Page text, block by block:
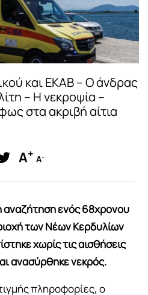
και ΕΚΑΒ – Ο άνδρας
– Η νεκροψία –
στα ακριβή αίτια
A+ A-
αναζήτηση ενός 68χρονου
των Νέων Κερδυλίων
χωρίς τις αισθήσεις
ανασύρθηκε νεκρός.
πληροφορίες, ο